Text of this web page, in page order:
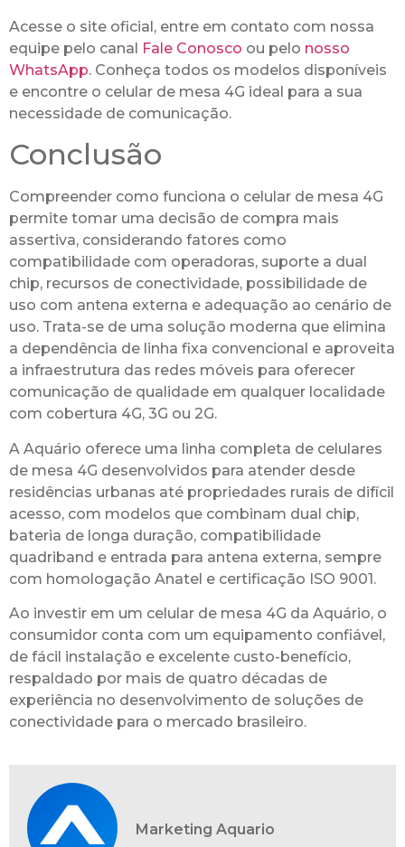
Acesse o site oficial, entre em contato com nossa
equipe pelo canal Fale Conosco ou pelo nosso
WhatsApp. Conheça todos os modelos disponíveis
e encontre o celular de mesa 4G ideal para a sua
necessidade de comunicação.
Conclusão
Compreender como funciona o celular de mesa 4G
permite tomar uma decisão de compra mais
assertiva, considerando fatores como
compatibilidade com operadoras, suporte a dual
chip, recursos de conectividade, possibilidade de
uso com antena externa e adequação ao cenário de
uso. Trata-se de uma solução moderna que elimina
a dependência de linha fixa convencional e aproveita
a infraestrutura das redes móveis para oferecer
comunicação de qualidade em qualquer localidade
com cobertura 4G, 3G ou 2G.
A Aquário oferece uma linha completa de celulares
de mesa 4G desenvolvidos para atender desde
residências urbanas até propriedades rurais de difícil
acesso, com modelos que combinam dual chip,
bateria de longa duração, compatibilidade
quadriband e entrada para antena externa, sempre
com homologação Anatel e certificação ISO 9001.
Ao investir em um celular de mesa 4G da Aquário, o
consumidor conta com um equipamento confiável,
de fácil instalação e excelente custo-benefício,
respaldado por mais de quatro décadas de
experiência no desenvolvimento de soluções de
conectividade para o mercado brasileiro.
Marketing Aquario